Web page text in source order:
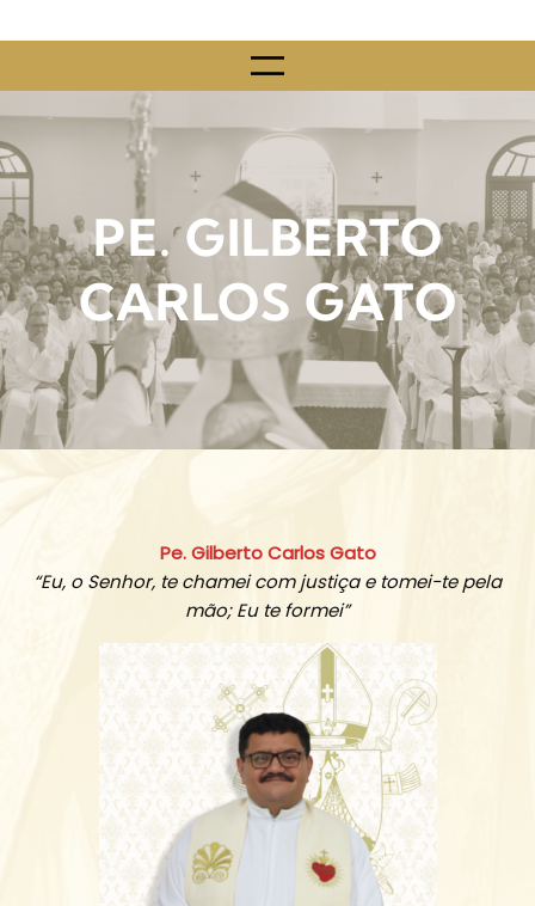
PE. GILBERTO
CARLOS GATO
Pe. Gilberto Carlos Gato
“Eu, o Senhor, te chamei com justiça e tomei-te pela
mão; Eu te formei”